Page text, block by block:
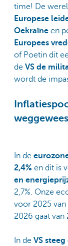
time! De
Europese
Oekraïne en
Europees
of Poetin dit
de VS de
wordt de
In de
2,4% en dit is
en
2,7%. Onze
voor 2025 van
2026 gaat van
In de VS